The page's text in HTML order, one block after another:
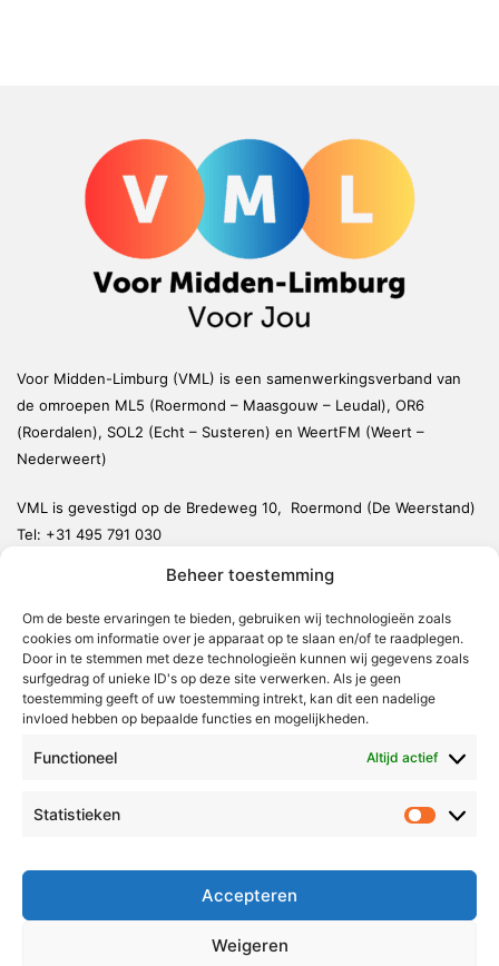
Beheer toestemming
Om de beste ervaringen te bieden, gebruiken wij technologieën zoals
cookies om informatie over je apparaat op te slaan en/of te raadplegen.
Door in te stemmen met deze technologieën kunnen wij gegevens zoals
surfgedrag of unieke ID's op deze site verwerken. Als je geen
toestemming geeft of uw toestemming intrekt, kan dit een nadelige
invloed hebben op bepaalde functies en mogelijkheden.
Functioneel Altijd actief
Statistieken
Accepteren
Weigeren
Voor Midden-Limburg (VML) is een samenwerkingsverband van
de omroepen ML5 (Roermond – Maasgouw – Leudal), OR6
(Roerdalen), SOL2 (Echt – Susteren) en WeertFM (Weert –
Nederweert)
VML is gevestigd op de Bredeweg 10, Roermond (De Weerstand)
Tel: +31 495 791 030
Weert
Nederweert
Leudal
Maasgouw
Echt-Susteren
Roermond
Radio & TV